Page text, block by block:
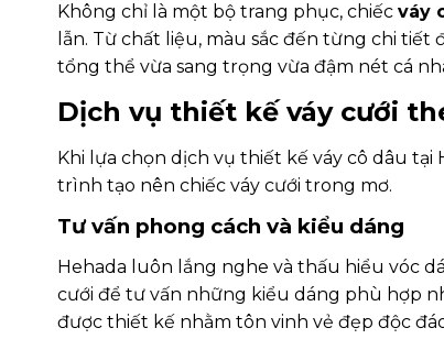
Không chỉ là một bộ trang phục, chiếc váy
lẫn. Từ chất liệu, màu sắc đến từng chi
tổng thể vừa sang trọng vừa đậm nét cá
Dịch vụ thiết kế váy cưới
Khi lựa chọn dịch vụ thiết kế váy cô dâu
trình tạo nên chiếc váy cưới trong mơ.
Tư vấn phong cách và kiểu dáng
Hehada luôn lắng nghe và thấu hiểu vóc
cưới để tư vấn những kiểu dáng phù hợp
được thiết kế nhằm tôn vinh vẻ đẹp độc